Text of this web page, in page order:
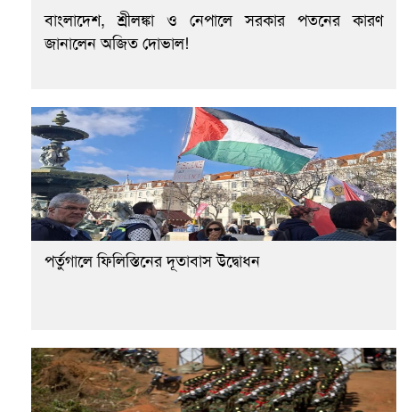
বাংলাদেশ, শ্রীলঙ্কা ও নেপালে সরকার পতনের কারণ
জানালেন অজিত দোভাল!
পর্তুগালে ফিলিস্তিনের দূতাবাস উদ্বোধন